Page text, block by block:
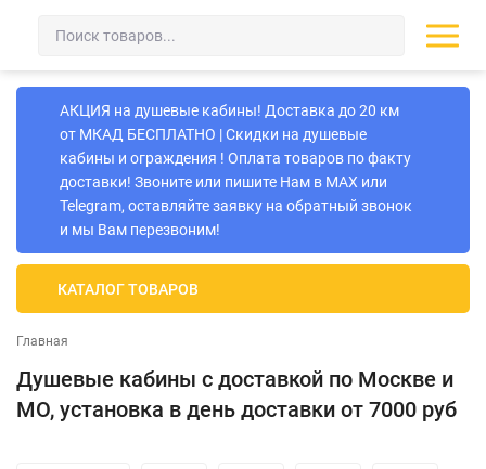
АКЦИЯ на душевые кабины! Доставка до 20 км
от МКАД БЕСПЛАТНО | Скидки на душевые
кабины и ограждения ! Оплата товаров по факту
доставки! Звоните или пишите Нам в MAX или
Telegram, оставляйте заявку на обратный звонок
и мы Вам перезвоним!
КАТАЛОГ ТОВАРОВ
Главная
Душевые кабины с доставкой по Москве и
МО, установка в день доставки от 7000 руб